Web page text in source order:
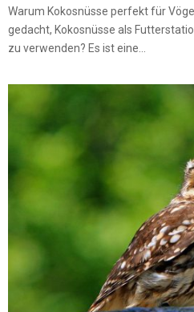
Warum Kokosnüsse perfekt für
gedacht, Kokosnüsse als
zu verwenden? Es ist eine...